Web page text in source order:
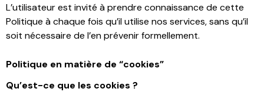
L’utilisateur est invité à prendre connaissance de cette
Politique à chaque fois qu’il utilise nos services, sans qu’il
soit nécessaire de l’en prévenir formellement.
Politique en matière de “cookies”
Qu’est-ce que les cookies ?